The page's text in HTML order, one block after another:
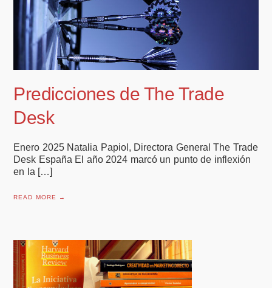
Predicciones de The Trade
Desk
Enero 2025 Natalia Papiol, Directora General The Trade
Desk España El año 2024 marcó un punto de inflexión
en la […]
READ MORE →